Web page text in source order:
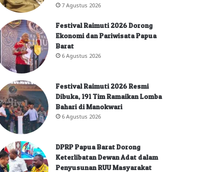
7 Agustus 2026
Festival Raimuti 2026 Dorong
Ekonomi dan Pariwisata Papua
Barat
6 Agustus 2026
Festival Raimuti 2026 Resmi
Dibuka, 191 Tim Ramaikan Lomba
Bahari di Manokwari
6 Agustus 2026
DPRP Papua Barat Dorong
Keterlibatan Dewan Adat dalam
Penyusunan RUU Masyarakat